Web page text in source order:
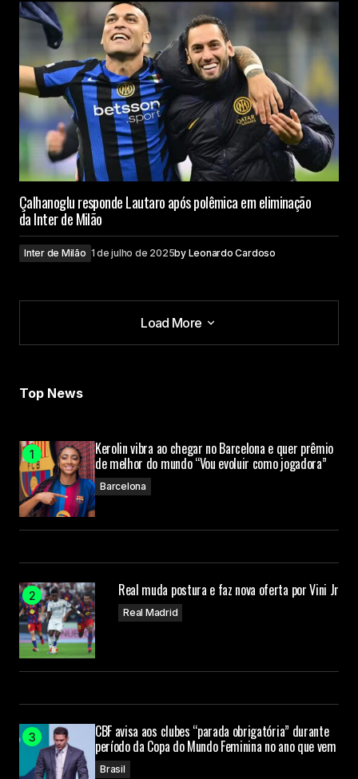
Çalhanoglu responde Lautaro após polêmica em eliminação
da Inter de Milão
Inter de Milão 1 de julho de 2025by Leonardo Cardoso
Load More
Load More
Top News
Kerolin vibra ao chegar no Barcelona e quer prêmio
de melhor do mundo “Vou evoluir como jogadora”
Barcelona
Real muda postura e faz nova oferta por Vini Jr
Real Madrid
CBF avisa aos clubes “parada obrigatória” durante
período da Copa do Mundo Feminina no ano que vem
Brasil